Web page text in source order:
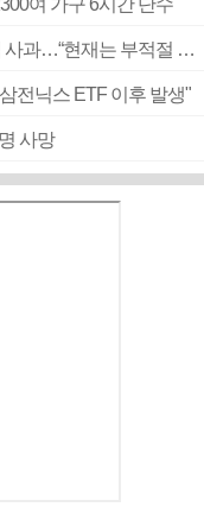
여 가구 6시간 단수
[속보] ‘심판 성접대’ 논란 축구협회 공식 사과…“현재는 부적절 행위 없어”
전닉스 ETF 이후 발생"
사망